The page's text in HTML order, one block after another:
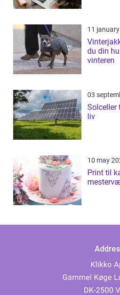
11
du din
vinteren
03
Solceller
liv
10 may
Print til